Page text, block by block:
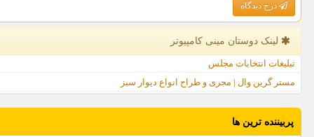
درج دیدگاه
لینک دوستان مینی كامپیوتر
تبلیغات انتخابات مجلس
مستر گرین وال | مجری و طراح انواع دیوار سبز
پربیننده ترین ها